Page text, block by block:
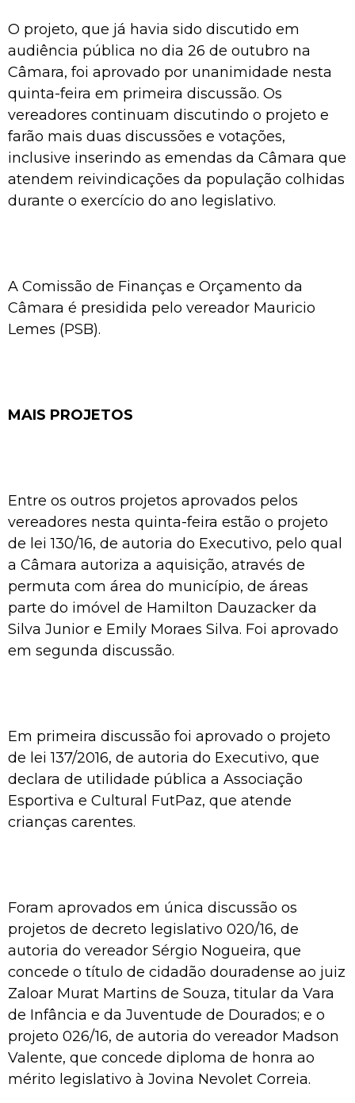
O projeto, que já havia sido discutido em
audiência pública no dia 26 de outubro na
Câmara, foi aprovado por unanimidade nesta
quinta-feira em primeira discussão. Os
vereadores continuam discutindo o projeto e
farão mais duas discussões e votações,
inclusive inserindo as emendas da Câmara que
atendem reivindicações da população colhidas
durante o exercício do ano legislativo.
A Comissão de Finanças e Orçamento da
Câmara é presidida pelo vereador Mauricio
Lemes (PSB).
MAIS PROJETOS
Entre os outros projetos aprovados pelos
vereadores nesta quinta-feira estão o projeto
de lei 130/16, de autoria do Executivo, pelo qual
a Câmara autoriza a aquisição, através de
permuta com área do município, de áreas
parte do imóvel de Hamilton Dauzacker da
Silva Junior e Emily Moraes Silva. Foi aprovado
em segunda discussão.
Em primeira discussão foi aprovado o projeto
de lei 137/2016, de autoria do Executivo, que
declara de utilidade pública a Associação
Esportiva e Cultural FutPaz, que atende
crianças carentes.
Foram aprovados em única discussão os
projetos de decreto legislativo 020/16, de
autoria do vereador Sérgio Nogueira, que
concede o título de cidadão douradense ao juiz
Zaloar Murat Martins de Souza, titular da Vara
de Infância e da Juventude de Dourados; e o
projeto 026/16, de autoria do vereador Madson
Valente, que concede diploma de honra ao
mérito legislativo à Jovina Nevolet Correia.